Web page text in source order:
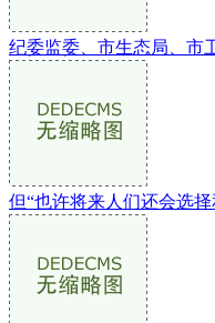
纪委监委、市生态局、市
但“也许将来人们还会选